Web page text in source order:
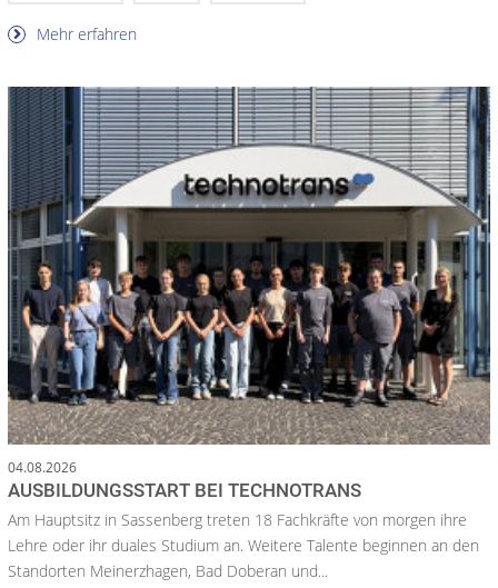
Mehr erfahren
04.08.2026
AUSBILDUNGSSTART BEI TECHNOTRANS
Am Hauptsitz in Sassenberg treten 18 Fachkräfte von morgen ihre
Lehre oder ihr duales Studium an. Weitere Talente beginnen an den
Standorten Meinerzhagen, Bad Doberan und...